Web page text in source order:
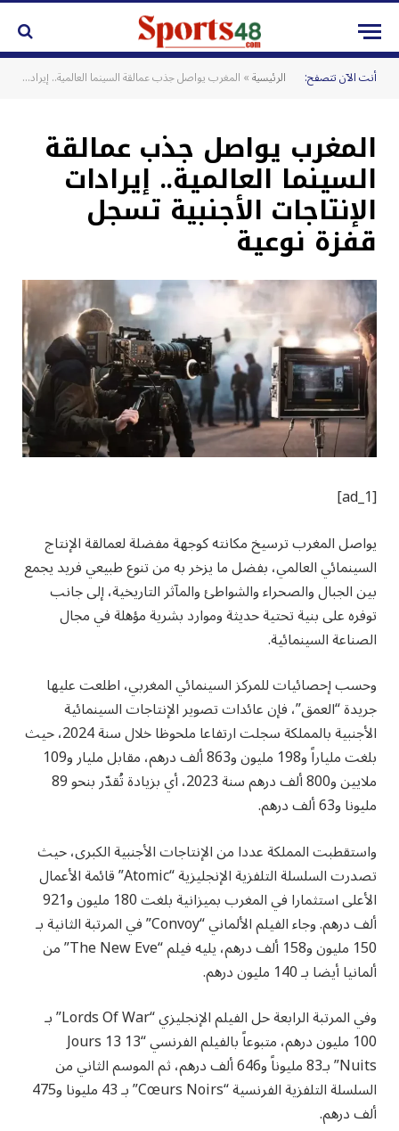
أنت الآن تتصفح: الرئيسية» المغرب يواصل جذب عمالقة السينما العالمية.. إيرادات الإنتاجات الأجنبية تسجل قفزة نوعية
المغرب يواصل جذب عمالقة
السينما العالمية.. إيرادات
الإنتاجات الأجنبية تسجل
قفزة نوعية
[ad_1]
يواصل المغرب ترسيخ مكانته كوجهة مفضلة لعمالقة الإنتاج
السينمائي العالمي، بفضل ما يزخر به من تنوع طبيعي فريد يجمع
بين الجبال والصحراء والشواطئ والمآثر التاريخية، إلى جانب
توفره على بنية تحتية حديثة وموارد بشرية مؤهلة في مجال
الصناعة السينمائية.
وحسب إحصائيات للمركز السينمائي المغربي، اطلعت عليها
جريدة “العمق”، فإن عائدات تصوير الإنتاجات السينمائية
الأجنبية بالمملكة سجلت ارتفاعا ملحوظا خلال سنة 2024، حيث
بلغت ملياراً و198 مليون و863 ألف درهم، مقابل مليار و109
ملايين و800 ألف درهم سنة 2023، أي بزيادة تُقدّر بنحو 89
مليونا و63 ألف درهم.
واستقطبت المملكة عددا من الإنتاجات الأجنبية الكبرى، حيث
تصدرت السلسلة التلفزية الإنجليزية “Atomic” قائمة الأعمال
الأعلى استثمارا في المغرب بميزانية بلغت 180 مليون و921
ألف درهم. وجاء الفيلم الألماني “Convoy” في المرتبة الثانية بـ
150 مليون و158 ألف درهم، يليه فيلم “The New Eve” من
ألمانيا أيضا بـ 140 مليون درهم.
وفي المرتبة الرابعة حل الفيلم الإنجليزي “Lords Of War” بـ
100 مليون درهم، متبوعاً بالفيلم الفرنسي “13 Jours 13
Nuits” بـ83 مليوناً و646 ألف درهم، ثم الموسم الثاني من
السلسلة التلفزية الفرنسية “Cœurs Noirs” بـ 43 مليونا و475
ألف درهم.